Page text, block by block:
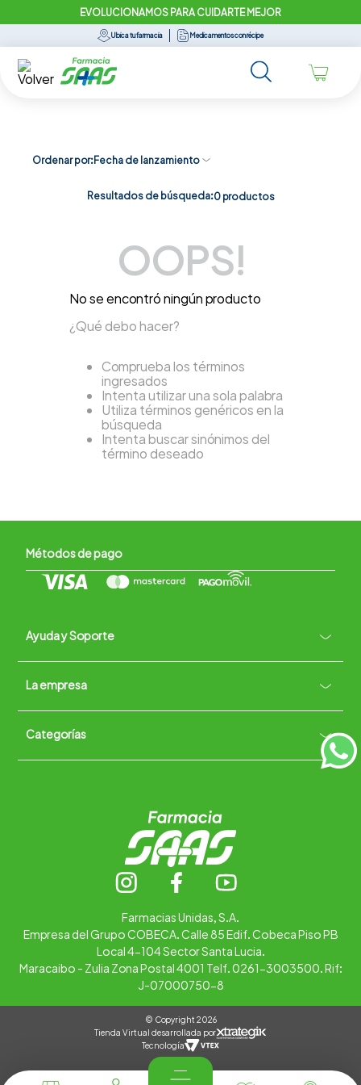
EVOLUCIONAMOS PARA CUIDARTE MEJOR
Ubica tu farmacia Medicamentos con récipe
Ordenar por Fecha de lanzamiento
Resultados de búsqueda:0 productos
OOPS!
No se encontró ningún producto
¿Qué debo hacer?
Comprueba los términos
ingresados
Intenta utilizar una sola palabra
Utiliza términos genéricos en la
búsqueda
Intenta buscar sinónimos del
término deseado
Métodos de pago
Ayuda y Soporte +
Contacto vía WhatsApp
Términos y condiciones
La empresa +
Quiénes somos
Trabaja con nosotros
Categorías +
Farmacias Unidas, S.A.
Empresa del Grupo COBECA. Calle 85 Edif. Cobeca Piso PB
Local 4-104 Sector Santa Lucia.
Maracaibo - Zulia Zona Postal 4001 Telf. 0261-3003500. Rif:
J-07000750-8
© Copyright 2026
Tienda Virtual desarrollada por
Tecnología